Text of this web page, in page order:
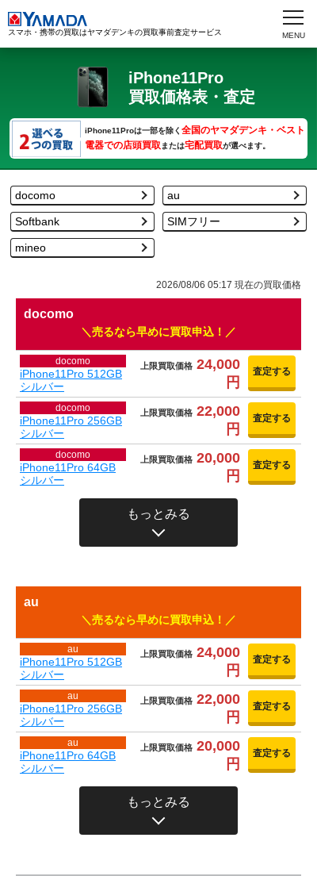
スマホ・携帯の買取はヤマダデンキの買取事前査定サービス
iPhone11Pro
買取価格表・査定
iPhone11Proは一部を除く 全国のヤマダデンキ・ベスト
電器での店頭買取または宅配買取が選べます。
docomo au
Softbank SIMフリー
mineo
2026/08/06 05:17 現在の買取価格
docomo
売るなら早めに買取申込！
docomo
iPhone11Pro 512GB
シルバー
上限買取価格 24,000
円
査定する
docomo
iPhone11Pro 256GB
シルバー
上限買取価格 22,000
円
査定する
docomo
iPhone11Pro 64GB
シルバー
上限買取価格 20,000
円
査定する
もっとみる
au
売るなら早めに買取申込！
au
iPhone11Pro 512GB
シルバー
上限買取価格 24,000
円
査定する
au
iPhone11Pro 256GB
シルバー
上限買取価格 22,000
円
査定する
au
iPhone11Pro 64GB
シルバー
上限買取価格 20,000
円
査定する
もっとみる